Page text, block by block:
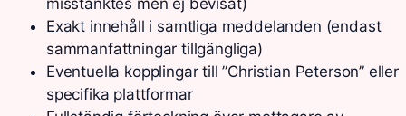
Exakt innehåll i samtliga meddelanden (endast
sammanfattningar tillgängliga)
Eventuella kopplingar till ”Christian Peterson” eller
specifika plattformar